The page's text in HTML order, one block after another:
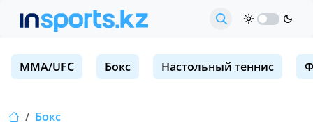
MMA/UFC Бокс Настольный теннис
Бокс